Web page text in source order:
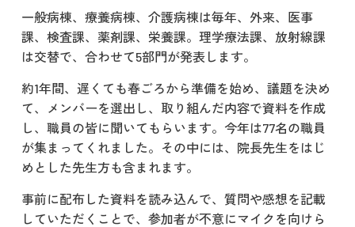
一般病棟、療養病棟、介護病棟は毎年、外来、医事
課、検査課、薬剤課、栄養課。理学療法課、放射線課
は交替で、合わせて5部門が発表します。
約1年間、遅くても春ごろから準備を始め、議題を決め
て、メンバーを選出し、取り組んだ内容で資料を作成
し、職員の皆に聞いてもらいます。今年は77名の職員
が集まってくれました。その中には、院長先生をはじ
めとした先生方も含まれます。
事前に配布した資料を読み込んで、質問や感想を記載
していただくことで、参加者が不意にマイクを向けら